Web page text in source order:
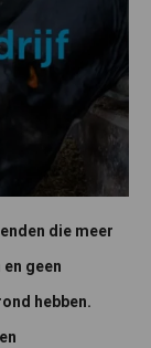
die meer
geen
hebben.